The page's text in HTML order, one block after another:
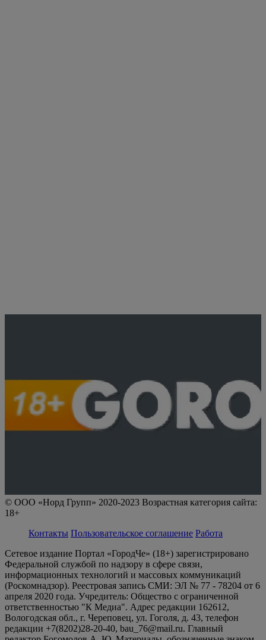
© ООО «Норд Групп» 2020-2023 Возрастная категория сайта:
18+
Контакты Пользовательское соглашение Работа
Сетевое издание Портал «ГородЧе» (18+) зарегистрировано
Федеральной службой по надзору в сфере связи,
информационных технологий и массовых коммуникаций
(Роскомнадзор). Реестровая запись СМИ: ЭЛ № 77 - 78204 от 6
апреля 2020 года. Учредитель: Общество с ограниченной
ответственностью "К Медиа". Адрес редакции 162612,
Вологодская обл., г. Череповец, ул. Гоголя, д. 43, телефон
редакции +7(8202)28-20-40, bau_76@mail.ru. Главный